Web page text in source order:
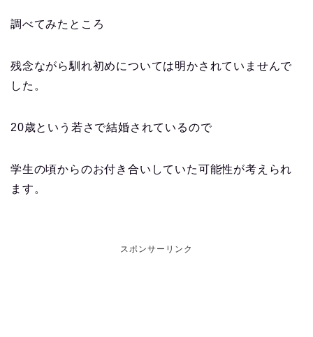
調べてみたところ
残念ながら馴れ初めについては明かされていませんで
した。
20歳という若さで結婚されているので
学生の頃からのお付き合いしていた可能性が考えられ
ます。
スポンサーリンク